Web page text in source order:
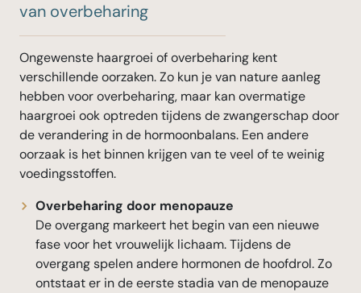
van overbeharing
Ongewenste haargroei of overbeharing kent
verschillende oorzaken. Zo kun je van nature aanleg
hebben voor overbeharing, maar kan overmatige
haargroei ook optreden tijdens de zwangerschap door
de verandering in de hormoonbalans. Een andere
oorzaak is het binnen krijgen van te veel of te weinig
voedingsstoffen.
Overbeharing door menopauze
De overgang markeert het begin van een nieuwe
fase voor het vrouwelijk lichaam. Tijdens de
overgang spelen andere hormonen de hoofdrol. Zo
ontstaat er in de eerste stadia van de menopauze